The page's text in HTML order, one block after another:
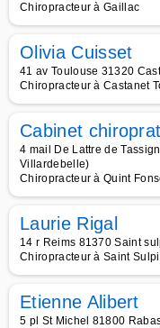
Chiropracteur à Gaillac
Olivia Cuisset
41 av Toulouse 31320
Chiropracteur à Castanet
Cabinet
4 mail De Lattre de
Villardebelle)
Chiropracteur à Quint
Laurie Rigal
14 r Reims 81370 Saint
Chiropracteur à Saint
Etienne Alibert
5 pl St Michel 81800